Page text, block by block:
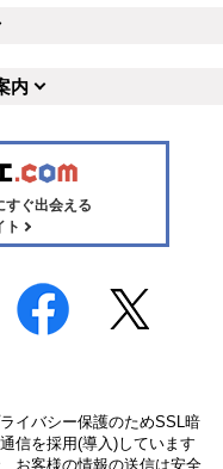
内
すぐ出会える
ト
イバシー保護のためSSL暗
信を採用(導入)しています